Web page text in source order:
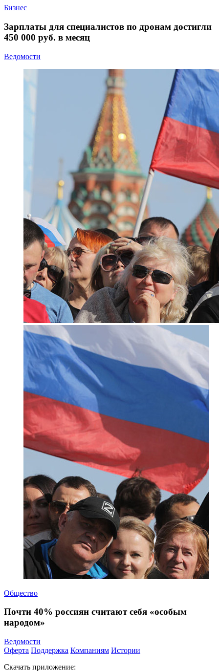
Бизнес
Зарплаты для специалистов по дронам достигли
450 000 руб. в месяц
Ведомости
Общество
Почти 40% россиян считают себя «особым
народом»
Ведомости
Оферта Поддержка Компаниям Истории
Скачать приложение: